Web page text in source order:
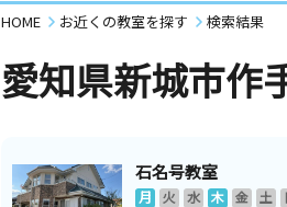
HOME お近くの教室を探す 検索結果
愛知県新城市作
石名号教室
月 火 水 木 金 土